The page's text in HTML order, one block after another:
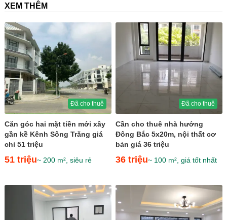
XEM THÊM
Đã cho thuê
Căn góc hai mặt tiền mới xây
gần kề Kênh Sông Trăng giá
chỉ 51 triệu
51 triệu~ 200 m², siêu rẻ
Đã cho thuê
Cần cho thuê nhà hướng
Đông Bắc 5x20m, nội thất cơ
bản giá 36 triệu
36 triệu~ 100 m², giá tốt nhất